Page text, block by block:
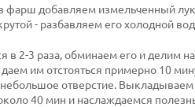
в фарш добавляем измельченный
- разбавляем его холодной
в 2-3 раза, обминаем его и делим
им отстояться примерно 10
отверстие.
40 мин и наслаждаемся